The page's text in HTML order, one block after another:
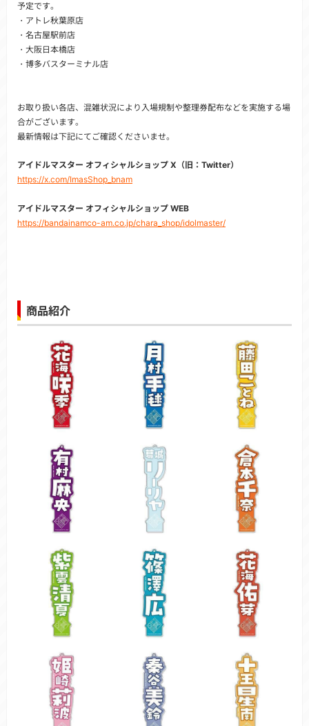
予定です。
・アトレ秋葉原店
・名古屋駅前店
・大阪日本橋店
・博多バスターミナル店
お取り扱い各店、混雑状況により入場規制や整理券配布などを実施する場
合がございます。
最新情報は下記にてご確認くださいませ。
アイドルマスター オフィシャルショップ X（旧：Twitter）
https://x.com/ImasShop_bnam
アイドルマスター オフィシャルショップ WEB
https://bandainamco-am.co.jp/chara_shop/idolmaster/
商品紹介